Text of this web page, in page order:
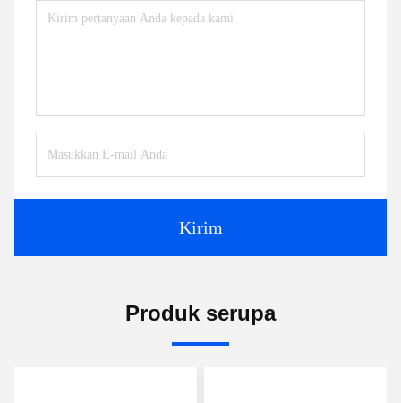
Kirim
Produk serupa